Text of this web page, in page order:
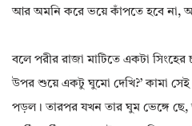
আর অমনি করে ভয়ে কাঁপতে হবে না,
বলে পরীর রাজা মাটিতে একটা সিংহের
উপর শুয়ে একটু ঘুমো দেখি?’ কামা সেই
পড়ল। তারপর যখন তার ঘুম ভেঙ্গে